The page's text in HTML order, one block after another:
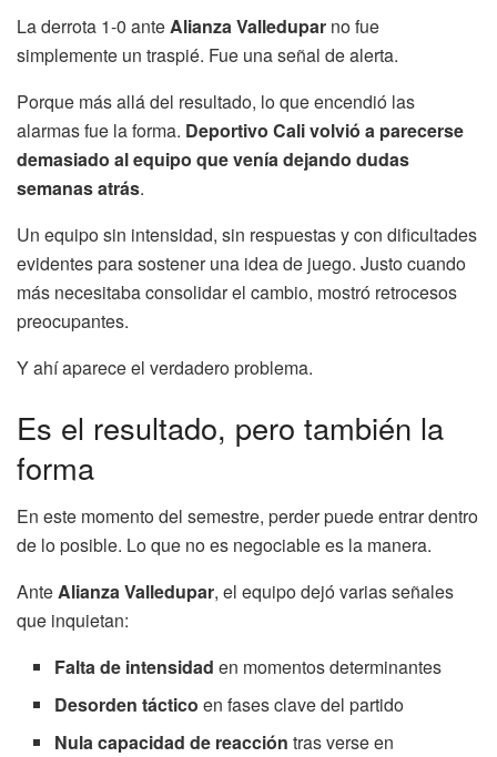
La derrota 1-0 anteAlianza Valledupar no fue
simplemente un traspié. Fue una señal de alerta.
Porque más allá del resultado, lo que encendió las
alarmas fue la forma. Deportivo Cali volvió a parecerse
demasiado al equipo que venía dejando dudas
semanas atrás.
Un equipo sin intensidad, sin respuestas y con dificultades
evidentes para sostener una idea de juego. Justo cuando
más necesitaba consolidar el cambio, mostró retrocesos
preocupantes.
Y ahí aparece el verdadero problema.
Es el resultado, pero también la
forma
En este momento del semestre, perder puede entrar dentro
de lo posible. Lo que no es negociable es la manera.
AnteAlianza Valledupar, el equipo dejó varias señales
que inquietan:
Falta de intensidad en momentos determinantes
Desorden táctico en fases clave del partido
Nula capacidad de reacción tras verse en